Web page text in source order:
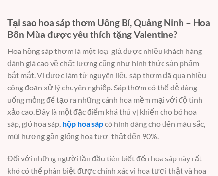
Tại sao hoa sáp thơm Uông Bí, Quảng Ninh – Hoa
Bốn Mùa được yêu thích tặng Valentine?
Hoa hồng sáp thơm là một loại giả được nhiều khách hàng
đánh giá cao về chất lượng cũng như hình thức sản phẩm
bắt mắt. Vì được làm từ nguyên liệu sáp thơm đã qua nhiều
công đoạn xử lý chuyên nghiệp. Sáp thơm có thể dễ dàng
uống mỏng để tạo ra những cánh hoa mềm mại với độ tinh
xảo cao. Đây là một đặc điểm khá thú vị khiến cho bó hoa
sáp, giỏ hoa sáp, hộp hoa sápcó hình dáng cho đến màu sắc,
mùi hương gần giống hoa tươi thật đến 90%.
Đối với những người lần đầu tiên biết đến hoa sáp này rất
khó có thể phân biệt được chính xác vì hoa tươi thật và hoa